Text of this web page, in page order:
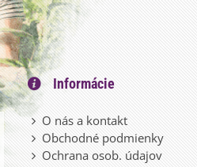
Informácie
O nás a kontakt
Obchodné podmienky
Ochrana osob. údajov